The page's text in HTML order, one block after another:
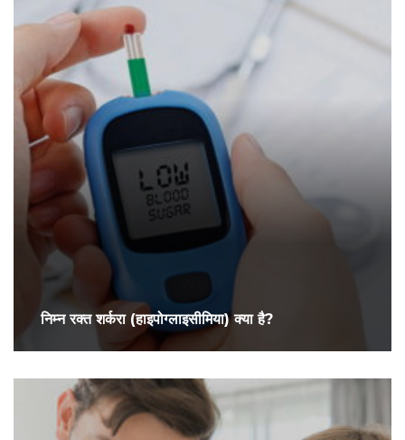
निम्न रक्त शर्करा (हाइपोग्लाइसीमिया) क्या है?